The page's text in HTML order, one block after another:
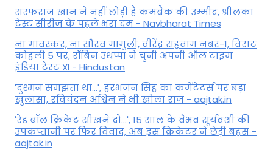
सरफराज खान ने नहीं छोड़ी है कमबैक की उम्मीद, श्रीलंका
टेस्ट सीरीज के पहले भरा दम - Navbharat Times
ना गावस्कर, ना सौरव गांगुली, वीरेंद्र सहवाग नंबर-1, विराट
कोहली 5 पर, रॉबिन उथप्पा ने चुनी अपनी ऑल टाइम
इंडिया टेस्ट XI - Hindustan
'दुश्मन समझता था...', हरभजन सिंह का कमेंटेटर्स पर बड़ा
खुलासा, रव‍िचंद्रन अश्विन ने भी खोला राज - aajtak.in
'रेड बॉल क्रिकेट सीखने दो...', 15 साल के वैभव सूर्यवंशी की
उपकप्तानी पर फ‍िर व‍िवाद, अब इस क्रिकेटर ने छेड़ी बहस -
aajtak.in